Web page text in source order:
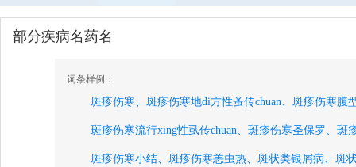
部分疾病名药名
词条样例：
斑疹伤寒、 斑疹伤寒地di方性蚤传chuan、 斑疹伤寒腹
斑疹伤寒流行xing性虱传chuan、 斑疹伤寒圣保罗、 斑
斑疹伤寒小结、 斑疹伤寒恙虫热、 斑状类银屑病、 斑